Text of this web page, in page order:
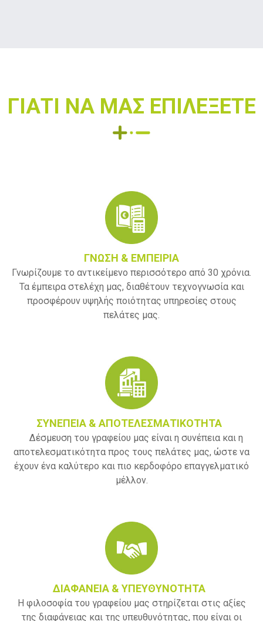
ΓΙΑΤΙ ΝΑ ΜΑΣ ΕΠΙΛΕΞΕΤΕ
ΓΝΩΣΗ & ΕΜΠΕΙΡΙΑ
Γνωρίζουμε το αντικείμενο περισσότερο από 30 χρόνια.
Τα έμπειρα στελέχη μας, διαθέτουν τεχνογνωσία και
προσφέρουν υψηλής ποιότητας υπηρεσίες στους
πελάτες μας.
ΣΥΝΕΠΕΙΑ & ΑΠΟΤΕΛΕΣΜΑΤΙΚΟΤΗΤΑ
Δέσμευση του γραφείου μας είναι η συνέπεια και η
αποτελεσματικότητα προς τους πελάτες μας, ώστε να
έχουν ένα καλύτερο και πιο κερδοφόρο επαγγελματικό
μέλλον.
ΔΙΑΦΑΝΕΙΑ & ΥΠΕΥΘΥΝΟΤΗΤΑ
Η φιλοσοφία του γραφείου μας στηρίζεται στις αξίες
της διαφάνειας και της υπευθυνότητας, που είναι οι